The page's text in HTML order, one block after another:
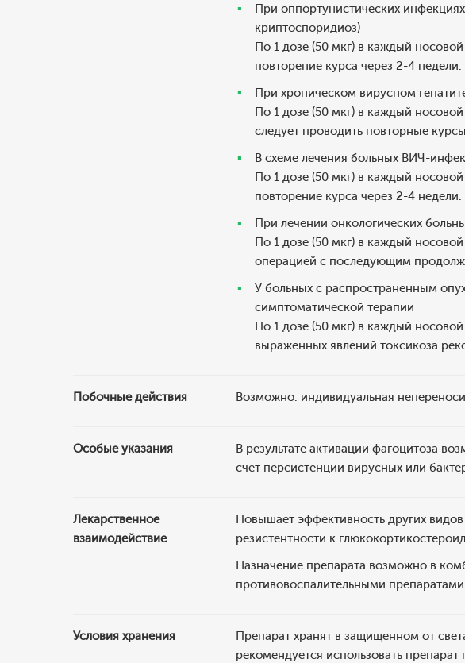
При оппортунистических
криптоспоридиоз)
По 1 дозе (50 мкг) в каждый
повторение курса через 2-4 недели.
При хроническом вирусном
По 1 дозе (50 мкг) в каждый
следует проводить повторные
В схеме лечения больных ВИЧ-
По 1 дозе (50 мкг) в каждый
повторение курса через 2-4 недели.
При лечении онкологических
По 1 дозе (50 мкг) в каждый
операцией с последующим
У больных с распространенным
симптоматической терапии
По 1 дозе (50 мкг) в каждый
выраженных явлений токсикоза
Побочные действия Возможно: индивидуальная
Особые указания
В результате активации фагоцитоза
счет персистенции вирусных или
Лекарственное
взаимодействие
Повышает эффективность других
резистентности к
Назначение препарата возможно в
противовоспалительными
Условия хранения
Препарат хранят в защищенном от
рекомендуется использовать